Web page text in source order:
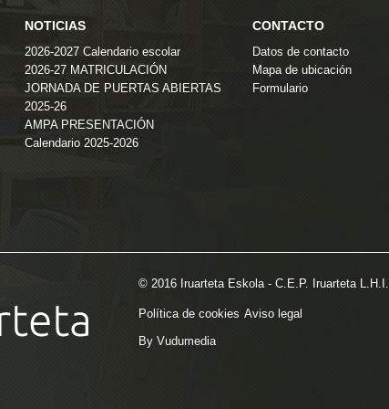
NOTICIAS
2026-2027 Calendario escolar
2026-27 MATRICULACIÓN
JORNADA DE PUERTAS ABIERTAS
2025-26
AMPA PRESENTACIÓN
Calendario 2025-2026
CONTACTO
Datos de contacto
Mapa de ubicación
Formulario
© 2016 Iruarteta Eskola - C.E.P. Iruarteta L.H.I.
Política de cookies Aviso legal
By Vudumedia